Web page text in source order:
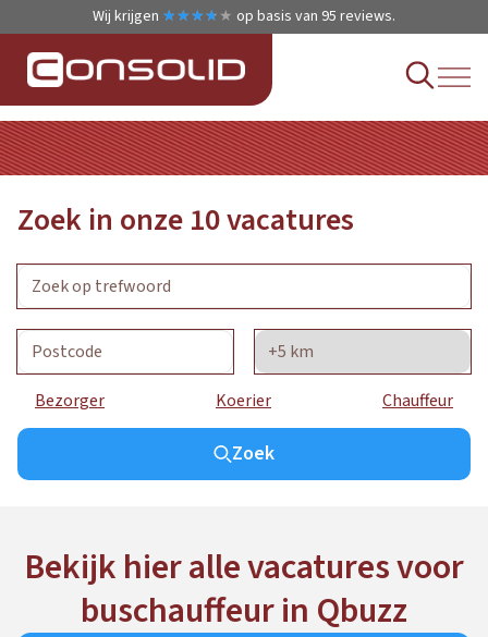
Wij krijgen ★
★★
★★
★★
★ ★
★ op basis van 95 reviews.
Zoek in onze 10vacatures
Bezorger Koerier Chauffeur
Zoek
Bekijk hier alle vacatures voor
buschauffeur in Qbuzz